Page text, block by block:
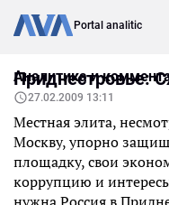
Portal analitic
Аналитика и
Приднестровье:
27.02.2009 13:11
Местная элита,
Москву, упорно
площадку, свои
коррупцию и